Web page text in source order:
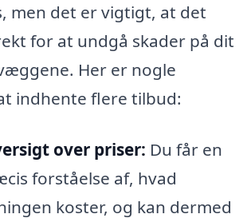
men det er vigtigt, at det
for at undgå skader på dit
Her er nogle
indhente flere tilbud:
over priser: Du får en
forståelse af, hvad
koster, og kan dermed